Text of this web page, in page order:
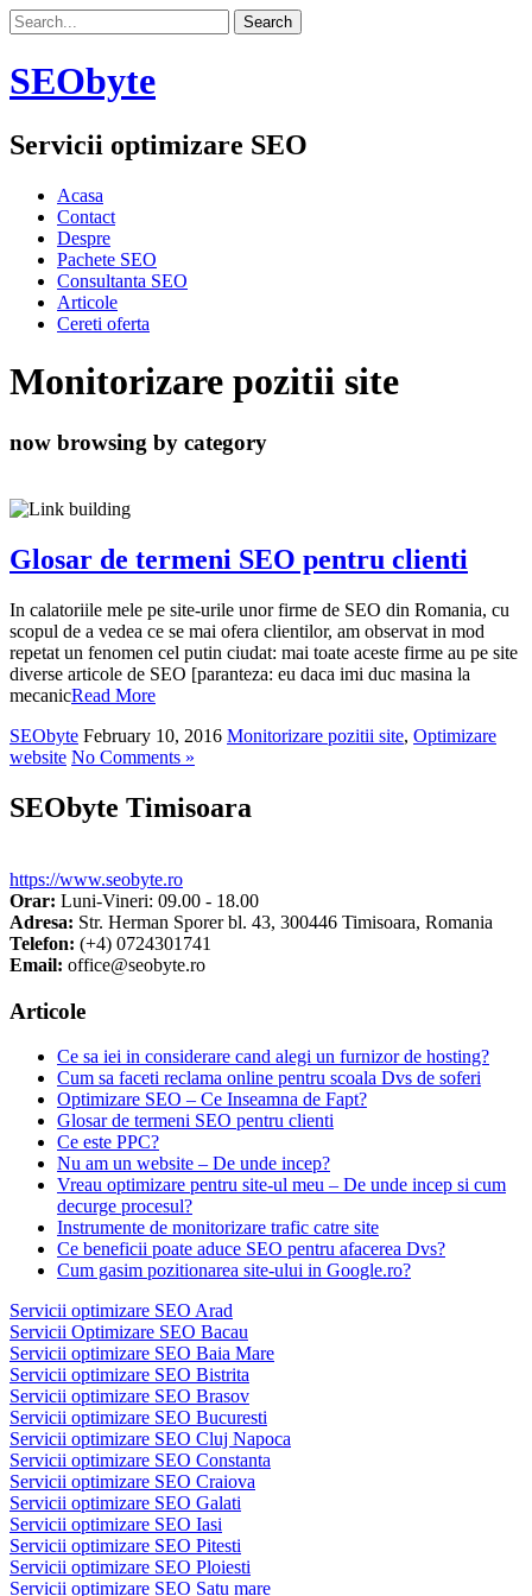
SEObyte
Servicii optimizare SEO
Acasa
Contact
Despre
Pachete SEO
Consultanta SEO
Articole
Cereti oferta
Monitorizare pozitii site
now browsing by category
Glosar de termeni SEO pentru clienti
In calatoriile mele pe site-urile unor firme de SEO din Romania, cu
scopul de a vedea ce se mai ofera clientilor, am observat in mod
repetat un fenomen cel putin ciudat: mai toate aceste firme au pe site
diverse articole de SEO [paranteza: eu daca imi duc masina la
mecanicRead More
SEObyte February 10, 2016 Monitorizare pozitii site, Optimizare
website No Comments »
SEObyte Timisoara
https://www.seobyte.ro
Orar: Luni-Vineri: 09.00 - 18.00
Adresa: Str. Herman Sporer bl. 43, 300446 Timisoara, Romania
Telefon: (+4) 0724301741
Email: office@seobyte.ro
Articole
Ce sa iei in considerare cand alegi un furnizor de hosting?
Cum sa faceti reclama online pentru scoala Dvs de soferi
Optimizare SEO – Ce Inseamna de Fapt?
Glosar de termeni SEO pentru clienti
Ce este PPC?
Nu am un website – De unde incep?
Vreau optimizare pentru site-ul meu – De unde incep si cum
decurge procesul?
Instrumente de monitorizare trafic catre site
Ce beneficii poate aduce SEO pentru afacerea Dvs?
Cum gasim pozitionarea site-ului in Google.ro?
Servicii optimizare SEO Arad
Servicii Optimizare SEO Bacau
Servicii optimizare SEO Baia Mare
Servicii optimizare SEO Bistrita
Servicii optimizare SEO Brasov
Servicii optimizare SEO Bucuresti
Servicii optimizare SEO Cluj Napoca
Servicii optimizare SEO Constanta
Servicii optimizare SEO Craiova
Servicii optimizare SEO Galati
Servicii optimizare SEO Iasi
Servicii optimizare SEO Pitesti
Servicii optimizare SEO Ploiesti
Servicii optimizare SEO Satu mare